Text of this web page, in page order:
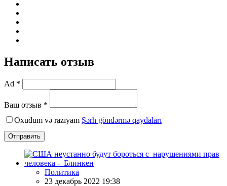
Написать отзыв
Ad *
Ваш отзыв *
Oxudum və razıyam Şərh göndərmə qaydaları
Отправить
Политика
23 декабрь 2022 19:38